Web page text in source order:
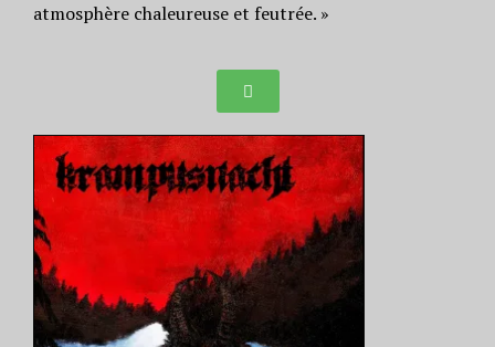
atmosphère chaleureuse et feutrée. »